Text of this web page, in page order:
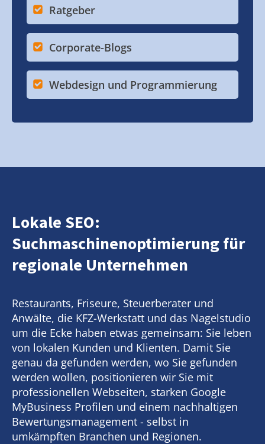
Ratgeber
Corporate-Blogs
Webdesign und Programmierung
Lokale SEO:
Suchmaschinenoptimierung für
regionale Unternehmen
Restaurants, Friseure, Steuerberater und
Anwälte, die KFZ-Werkstatt und das Nagelstudio
um die Ecke haben etwas gemeinsam: Sie leben
von lokalen Kunden und Klienten. Damit Sie
genau da gefunden werden, wo Sie gefunden
werden wollen, positionieren wir Sie mit
professionellen Webseiten, starken Google
MyBusiness Profilen und einem nachhaltigen
Bewertungsmanagement - selbst in
umkämpften Branchen und Regionen.